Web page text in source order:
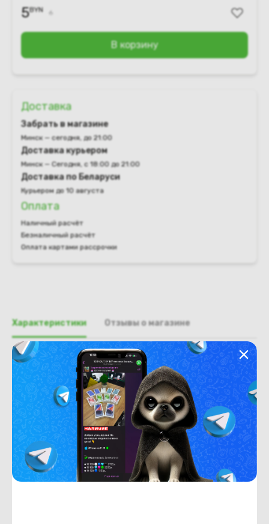
5BYN 6
В корзину
Доставка
Забрать в магазине
Минск — сегодня, до 21:00
Доставка курьером
Минск — Сегодня, с 18:00 до 21:00
Доставка по Беларуси
Курьером до 10 августа
Оплата
Наличный расчёт
Безналичный расчёт
Оплата картами рассрочки
Характеристики Отзывы о магазине
Общая информация
Производитель
HP
Тип товара
Крышка отсека wi-fi
Состояние
Состояние удовлетворительное